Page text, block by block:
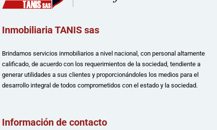
Inmobiliaria TANIS sas
Brindamos servicios inmobiliarios a nivel nacional, con personal altamente
calificado, de acuerdo con los requerimientos de la sociedad, tendiente a
generar utilidades a sus clientes y proporcionándoles los medios para el
desarrollo integral de todos comprometidos con el estado y la sociedad.
Información de contacto